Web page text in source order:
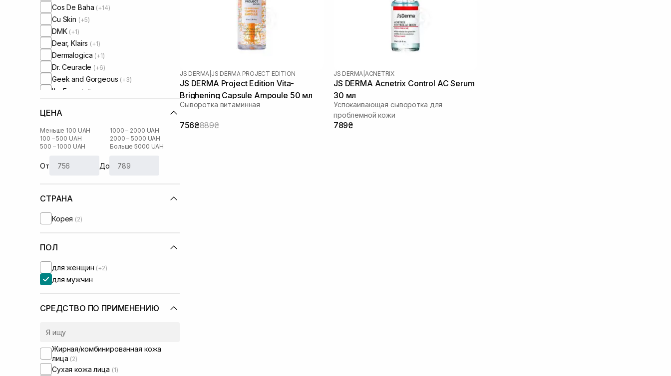
Cos De Baha (+14)
Cu Skin (+5)
DMK (+1)
Dear, Klairs (+1)
Dermalogica (+1)
Dr. Ceuracle (+6)
Geek and Gorgeous (+3)
I'm From (+1)
Instytutum
Js Derma
Manyo Factory
(+3)
Medik8 (+11)
Needly
Purito
Question and Answer
Transparent-Lab
Usolab(+2)
ЦЕНА
Меньше 100 UAH
100 – 500 UAH
500 – 1000 UAH
1000 – 2000 UAH
2000 – 5000 UAH
Больше 5000 UAH
От До
СТРАНА
Корея (2)
ПОЛ
для женщин (+2)
для мужчин
СРЕДСТВО ПО ПРИМЕНЕНИЮ
Жирная/комбинированная кожа
лица (2)
Сухая кожа лица (1)
JS DERMA JS DERMA PROJECT EDITION
JS DERMA Project Edition Vita-
Brighening Capsule Ampoule 50 мл
Сыворотка витаминная
756₴889₴
JS DERMA ACNETRIX
JS DERMA Acnetrix Control AC Serum
30 мл
Успокаивающая сыворотка для
проблемной кожи
789₴